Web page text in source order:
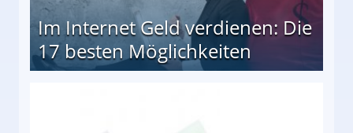
Im Internet Geld verdienen: Die
17 besten Möglichkeiten